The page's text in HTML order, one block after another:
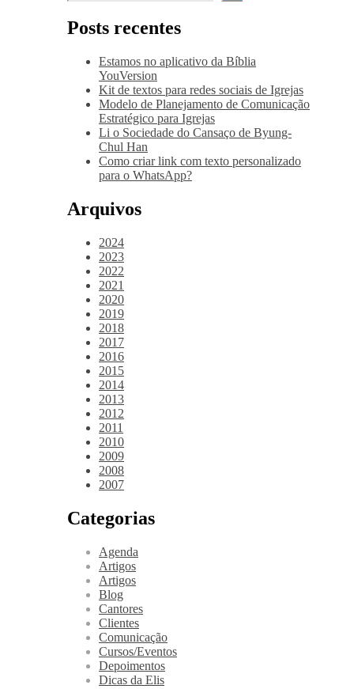
Posts recentes
Estamos no aplicativo da Bíblia
YouVersion
Kit de textos para redes sociais de Igrejas
Modelo de Planejamento de Comunicação
Estratégico para Igrejas
Li o Sociedade do Cansaço de Byung-
Chul Han
Como criar link com texto personalizado
para o WhatsApp?
Arquivos
2024
2023
2022
2021
2020
2019
2018
2017
2016
2015
2014
2013
2012
2011
2010
2009
2008
2007
Categorias
Agenda
Artigos
Artigos
Blog
Cantores
Clientes
Comunicação
Cursos/Eventos
Depoimentos
Dicas da Elis